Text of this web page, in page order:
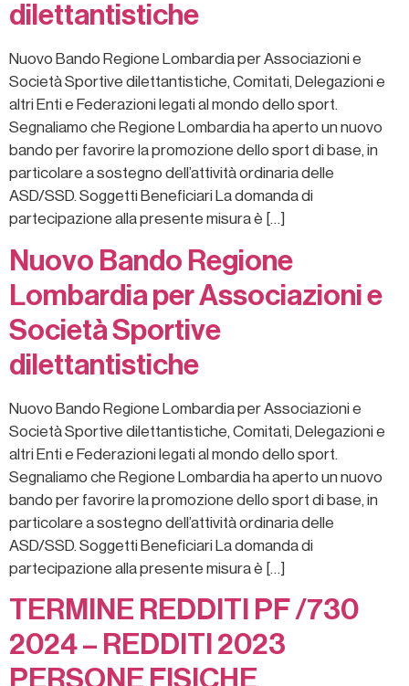
dilettantistiche
Nuovo Bando Regione Lombardia per Associazioni e
Società Sportive dilettantistiche, Comitati, Delegazioni e
altri Enti e Federazioni legati al mondo dello sport.
Segnaliamo che Regione Lombardia ha aperto un nuovo
bando per favorire la promozione dello sport di base, in
particolare a sostegno dell’attività ordinaria delle
ASD/SSD. Soggetti Beneficiari La domanda di
partecipazione alla presente misura è […]
Nuovo Bando Regione
Lombardia per Associazioni e
Società Sportive
dilettantistiche
Nuovo Bando Regione Lombardia per Associazioni e
Società Sportive dilettantistiche, Comitati, Delegazioni e
altri Enti e Federazioni legati al mondo dello sport.
Segnaliamo che Regione Lombardia ha aperto un nuovo
bando per favorire la promozione dello sport di base, in
particolare a sostegno dell’attività ordinaria delle
ASD/SSD. Soggetti Beneficiari La domanda di
partecipazione alla presente misura è […]
TERMINE REDDITI PF /730
2024 – REDDITI 2023
PERSONE FISICHE